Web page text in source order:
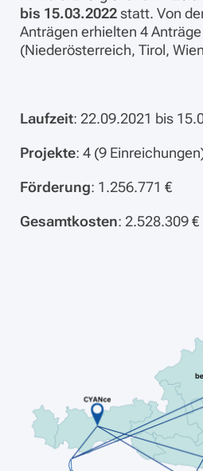
bis 15.03.2022statt. Von
Anträgen erhielten 4
(Niederösterreich, Tirol,
Laufzeit: 22.09.2021 bis
Projekte: 4 (9
Förderung: 1.256.771 €
Gesamtkosten: 2.528.309 €